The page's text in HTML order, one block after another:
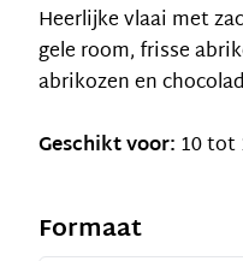
Heerlijke vlaai met
gele room, frisse
abrikozen en
Geschikt voor: 10 tot
Formaat